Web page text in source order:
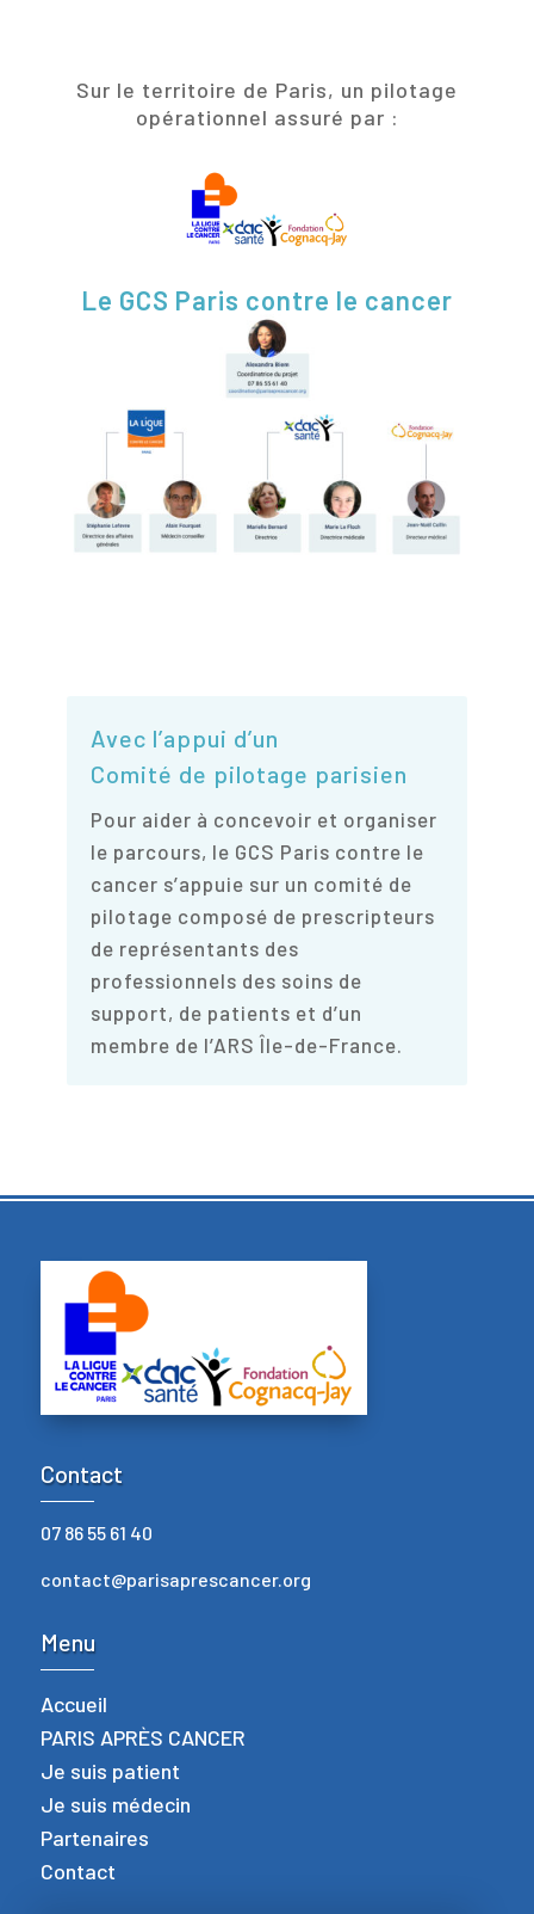
Sur le territoire de Paris, un pilotage
opérationnel assuré par :
Le GCS Paris contre le cancer
Avec l’appui d’un
Comité de pilotage parisien
Pour aider à concevoir et organiser
le parcours, le GCS Paris contre le
cancer s’appuie sur un comité de
pilotage composé de prescripteurs
de représentants des
professionnels des soins de
support, de patients et d’un
membre de l’ARS Île-de-France.
Contact
07 86 55 61 40
contact@parisaprescancer.org
Menu
Accueil
PARIS APRÈS CANCER
Je suis patient
Je suis médecin
Partenaires
Contact